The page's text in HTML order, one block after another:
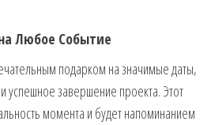
Любое Событие
подарком на значимые даты,
успешное завершение проекта. Этот
момента и будет напоминанием